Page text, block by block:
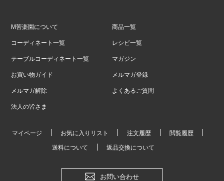
M苦楽園について 商品一覧
コーディネート一覧 レシピ一覧
テーブルコーディネート一覧 マガジン
お買い物ガイド メルマガ登録
メルマガ解除 よくあるご質問
法人の皆さま
マイページ お気に入りリスト 注文履歴 閲覧履歴
送料について 返品交換について
お問い合わせ